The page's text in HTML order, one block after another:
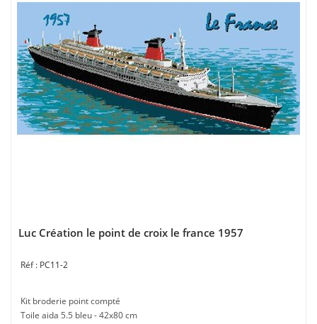
Luc Création le point de croix le france 1957
PC11-2
Kit broderie point compté
Toile aida 5.5 bleu - 42x80 cm